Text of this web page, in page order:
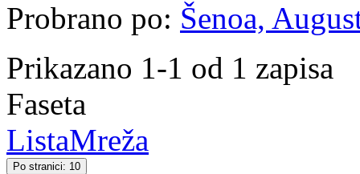
Probrano po: Šenoa,
Prikazano 1-1 od 1 zapisa
Faseta
ListaMreža
Po stranici: 10